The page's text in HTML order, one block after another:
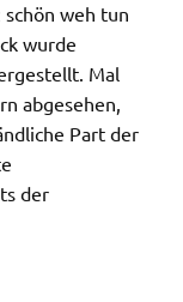
schön weh tun
wurde
Mal
abgesehen,
Part der
der